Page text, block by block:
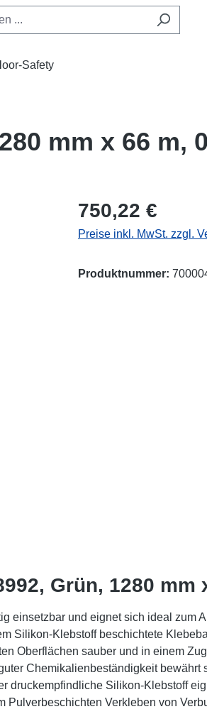
Safety
mm x 66 m,
Regulärer Preis:
750,22 €
Preise inkl. MwSt. zzgl.
Produktnummer:
Grün, 1280 mm
und eignet sich ideal zum
Silikon-Klebstoff beschichtete
Oberflächen sauber und in einem
Chemikalienbeständigkeit bewährt
Silikon-Klebstoff
Verkleben von